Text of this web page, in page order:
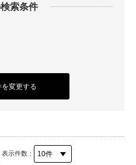
索条件
変更する
表示件数：